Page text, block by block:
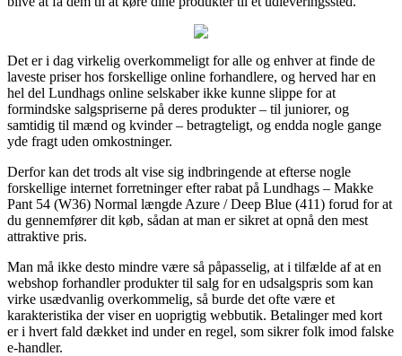
Det er i dag virkelig overkommeligt for alle og enhver at finde de
laveste priser hos forskellige online forhandlere, og herved har en
hel del Lundhags online selskaber ikke kunne slippe for at
formindske salgspriserne på deres produkter – til juniorer, og
samtidig til mænd og kvinder – betragteligt, og endda nogle gange
yde fragt uden omkostninger.
Derfor kan det trods alt vise sig indbringende at efterse nogle
forskellige internet forretninger efter rabat på Lundhags – Makke
Pant 54 (W36) Normal længde Azure / Deep Blue (411) forud for at
du gennemfører dit køb, sådan at man er sikret at opnå den mest
attraktive pris.
Man må ikke desto mindre være så påpasselig, at i tilfælde af at en
webshop forhandler produkter til salg for en udsalgspris som kan
virke usædvanlig overkommelig, så burde det ofte være et
karakteristika der viser en uoprigtig webbutik. Betalinger med kort
er i hvert fald dækket ind under en regel, som sikrer folk imod falske
e-handler.